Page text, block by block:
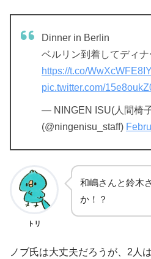
Dinner in Berlin
ベルリン到着してディナ
https://t.co/WwXcWFE8IY
pic.twitter.com/
— NINGEN ISU(人間椅
(@ningenisu_staff)
トリ
和嶋さんと鈴木
か！？
ノブ氏は大丈夫だろうが、2人